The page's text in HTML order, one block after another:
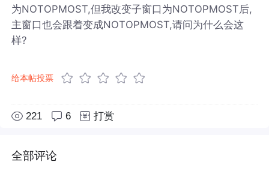
为NOTOPMOST,但我改变子窗口为NOTOPMOST后,
主窗口也会跟着变成NOTOPMOST,请问为什么会这
样?
给本帖投票
221 6 打赏
全部评论